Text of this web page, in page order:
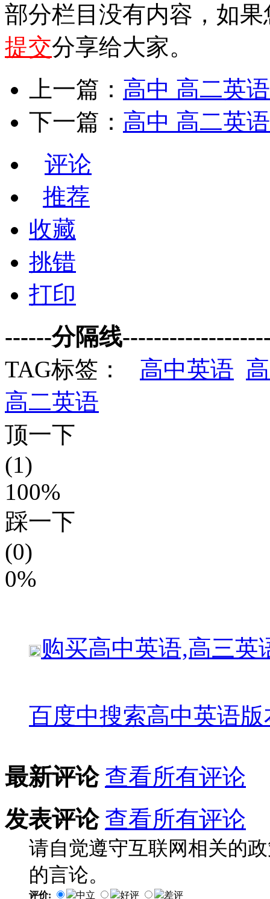
部分栏目没有内容，如
提交分享给大家。
上一篇： 高中 高二英
下一篇： 高中 高二英
评论
推荐
收藏
挑错
打印
------分隔线
TAG标签：
高中英语
高二英语
顶一下
(1)
100%
踩一下
(0)
0%
购买高中英语,高三英
百度中搜索高中英语版
最新评论 查看所有评论
发表评论 查看所有评论
请自觉遵守互联网相关的
的言论。
评价: 中立 好评 差评